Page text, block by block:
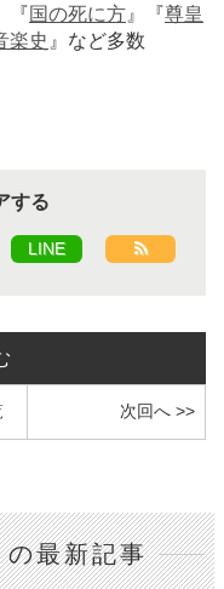
『国の死に方 』『尊皇
楽史 』など多数
する
LINE
次回へ >>
の最新記事